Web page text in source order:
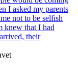
I asked my parents
not to be selfish
knew that I had
their